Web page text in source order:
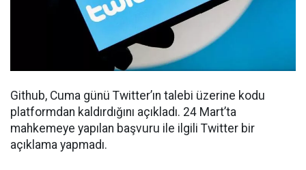
Github, Cuma günü Twitter’ın talebi üzerine kodu
platformdan kaldırdığını açıkladı. 24 Mart’ta
mahkemeye yapılan başvuru ile ilgili Twitter bir
açıklama yapmadı.